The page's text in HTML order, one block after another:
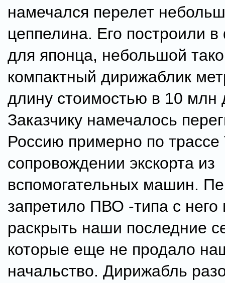
намечался перелет
цеппелина. Его построили
для японца, небольшой
компактный дирижаблик
длину стоимостью в 10 млн
Заказчику намечалось
Россию примерно по трассе
сопровождении экскорта из
вспомогательных машин.
запретило ПВО -типа с него
раскрыть наши последние
которые еще не продало
начальство. Дирижабль